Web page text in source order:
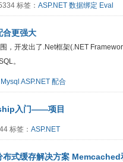
标签： ASP.NET 数据绑定 Eval
合更强大
，开发出了.Net框架(.NET
。
Mysql ASP.NET 配合
入门——项目
标签： ASP.NET
布式缓存解决方案